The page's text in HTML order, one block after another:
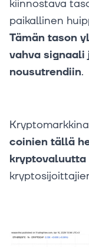
kiinnostava
paikallinen
Tämän tason
vahva signaali
nousutrendiin.
coinien tällä